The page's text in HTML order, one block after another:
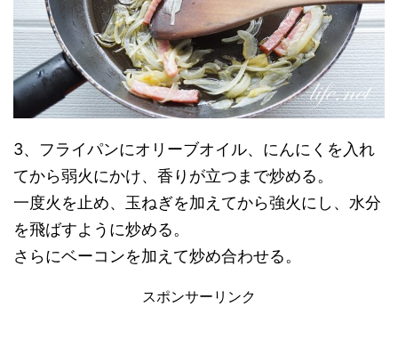
3、フライパンにオリーブオイル、にんにくを入れ
てから弱火にかけ、香りが立つまで炒める。
一度火を止め、玉ねぎを加えてから強火にし、水分
を飛ばすように炒める。
さらにベーコンを加えて炒め合わせる。
スポンサーリンク